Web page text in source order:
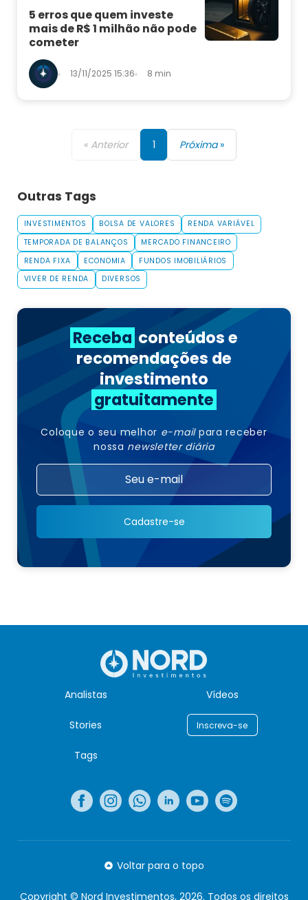
5 erros que quem investe
mais de R$ 1 milhão não pode
cometer
13/11/2025 15:36 8 min
« Anterior 1 Próxima »
Outras Tags
INVESTIMENTOS BOLSA DE VALORES
RENDA VARIÁVEL
TEMPORADA DE BALANÇOS
MERCADO FINANCEIRO
RENDA FIXA
ECONOMIA
FUNDOS IMOBILIÁRIOS
VIVER DE RENDA
DIVERSOS
Receba conteúdos e
recomendações de
investimento
gratuitamente
Coloque o seu melhor e-mailpara receber
nossa newsletter diária
Cadastre-se
Analistas Vídeos
Stories Inscreva-se
Tags
Voltar para o topo
Copyright © Nord Investimentos, 2026. Todos os direitos